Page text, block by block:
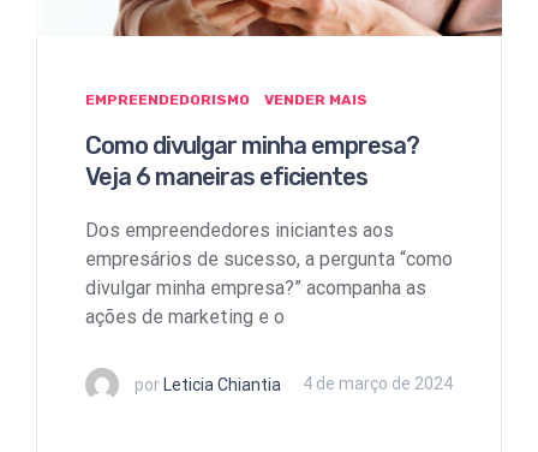
EMPREENDEDORISMO VENDER MAIS
Como divulgar minha empresa?
Veja 6 maneiras eficientes
Dos empreendedores iniciantes aos
empresários de sucesso, a pergunta “como
divulgar minha empresa?” acompanha as
ações de marketing e o
porLeticia Chiantia 4 de março de 2024